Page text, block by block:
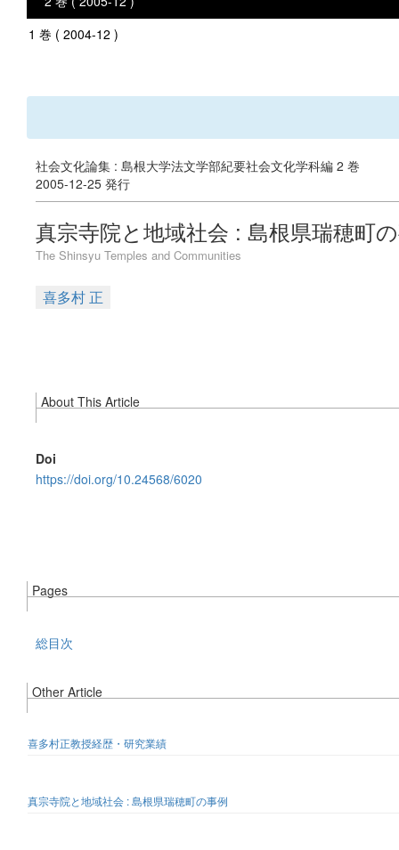
1 巻 ( 2004-12 )
社会文化論集 : 島根大学法文学部紀要社会文化学科編 2 巻
2005-12-25 発行
真宗寺院と地域社会 : 島根県瑞穂町
The Shinsyu Temples and Communities
喜多村 正
About This Article
Doi
https://doi.org/10.24568/6020
Pages
総目次
Other Article
喜多村正教授経歴・研究業績
真宗寺院と地域社会 : 島根県瑞穂町の事例